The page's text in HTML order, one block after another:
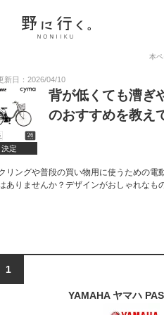
本
新日：2026/04/10
決定
背が低くても漕ぎ
のおすすめを教え
リングや普段の買い物用に使うための
ありませんか？デザインがおしゃれな
1